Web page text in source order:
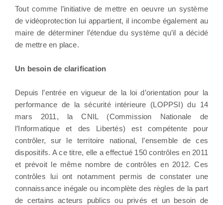
Tout comme l’initiative de mettre en oeuvre un système
de vidéoprotection lui appartient, il incombe également au
maire de déterminer l’étendue du système qu’il a décidé
de mettre en place.
Un besoin de clarification
Depuis l’entrée en vigueur de la loi d’orientation pour la
performance de la sécurité intérieure (LOPPSI) du 14
mars 2011, la CNIL (Commission Nationale de
l’Informatique et des Libertés) est compétente pour
contrôler, sur le territoire national, l’ensemble de ces
dispositifs. A ce titre, elle a effectué 150 contrôles en 2011
et prévoit le même nombre de contrôles en 2012. Ces
contrôles lui ont notamment permis de constater une
connaissance inégale ou incomplète des règles de la part
de certains acteurs publics ou privés et un besoin de